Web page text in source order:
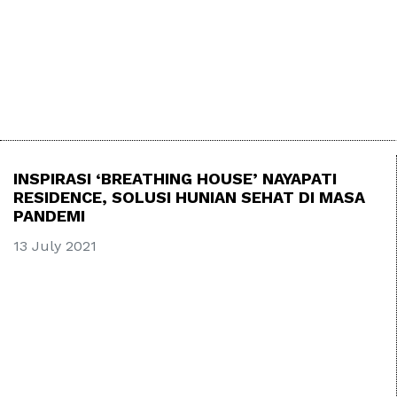
INSPIRASI ‘BREATHING HOUSE’ NAYAPATI
RESIDENCE, SOLUSI HUNIAN SEHAT DI MASA
PANDEMI
13 July 2021